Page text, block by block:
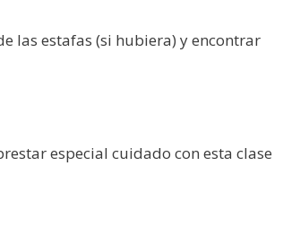
las estafas (si hubiera) y encontrar
especial cuidado con esta clase